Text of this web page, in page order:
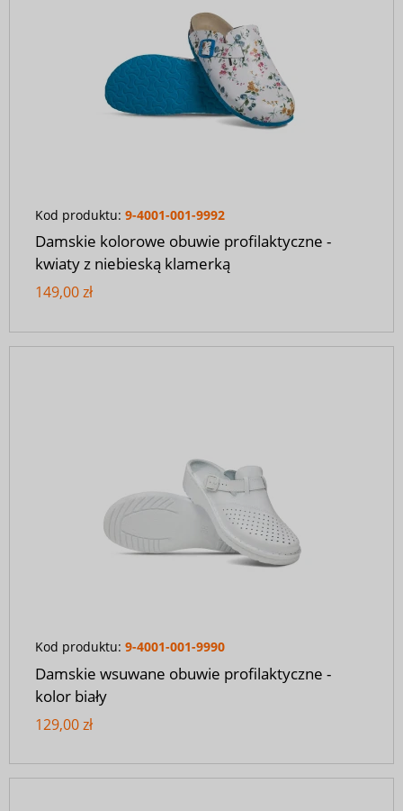
Kod produktu: 9-4001-001-9992
Damskie kolorowe obuwie profilaktyczne -
kwiaty z niebieską klamerką
149,00 zł
Kod produktu: 9-4001-001-9990
Damskie wsuwane obuwie profilaktyczne -
kolor biały
129,00 zł